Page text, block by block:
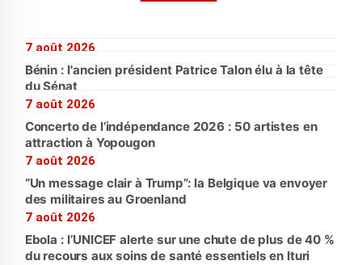
7 août 2026
Bénin : l'ancien président Patrice Talon élu à la tête
du Sénat
7 août 2026
Concerto de l’indépendance 2026 : 50 artistes en
attraction à Yopougon
7 août 2026
“Un message clair à Trump”: la Belgique va envoyer
des militaires au Groenland
7 août 2026
Ebola : l’UNICEF alerte sur une chute de plus de 40 %
du recours aux soins de santé essentiels en Ituri